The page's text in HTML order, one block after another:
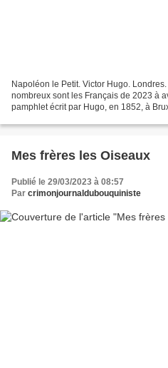
Napoléon le Petit. Victor Hugo.
nombreux sont les Français de 2023 à
pamphlet écrit par Hugo, en 1852, à
Mes frères les Oiseaux
Publié le 29/03/2023 à 08:57
Par crimonjournaldubouquiniste